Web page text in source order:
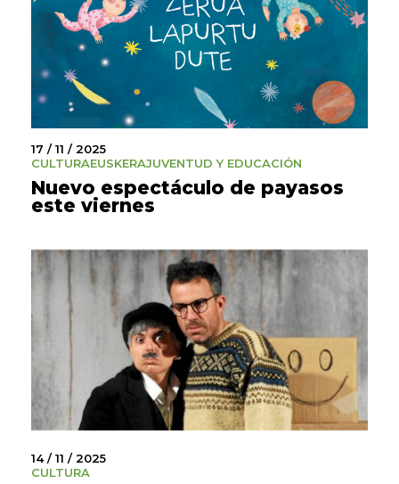
17 / 11 / 2025
CULTURAEUSKERAJUVENTUD Y EDUCACIÓN
Nuevo espectáculo de payasos
este viernes
14 / 11 / 2025
CULTURA